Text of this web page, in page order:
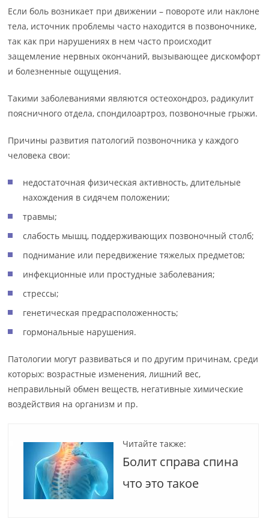
Если боль возникает при движении – повороте или наклоне
тела, источник проблемы часто находится в позвоночнике,
так как при нарушениях в нем часто происходит
защемление нервных окончаний, вызывающее дискомфорт
и болезненные ощущения.
Такими заболеваниями являются остеохондроз, радикулит
поясничного отдела, спондилоартроз, позвоночные грыжи.
Причины развития патологий позвоночника у каждого
человека свои:
недостаточная физическая активность, длительные
нахождения в сидячем положении;
травмы;
слабость мышц, поддерживающих позвоночный столб;
поднимание или передвижение тяжелых предметов;
инфекционные или простудные заболевания;
стрессы;
генетическая предрасположенность;
гормональные нарушения.
Патологии могут развиваться и по другим причинам, среди
которых: возрастные изменения, лишний вес,
неправильный обмен веществ, негативные химические
воздействия на организм и пр.
Читайте также:
Болит справа спина
что это такое